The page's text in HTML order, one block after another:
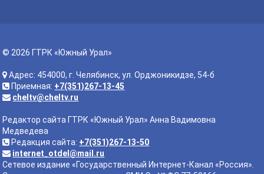
© 2026 ГТРК «Южный Урал»
Адрес: 454000, г. Челябинск, ул. Орджоникидзе, 54-б
Приемная: +7(351)267-13-45
cheltv@cheltv.ru
Редактор сайта ГТРК «Южный Урал» Анна Вадимовна
Медведева
Редакция сайта: +7(351)267-13-50
internet_otdel@mail.ru
Сетевое издание «Государственный Интернет-Канал «Россия».